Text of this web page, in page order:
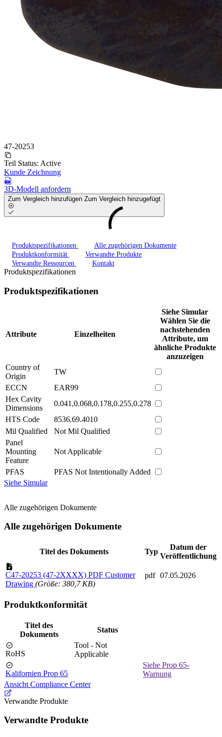
47-20253
Teil Status: Active
Kunde Zeichnung
3D-Modell anfordern
Zum Vergleich hinzufügen Zum Vergleich hinzugefügt
Produktspezifikationen
Alle zugehörigen Dokumente
Produktkonformität
Verwandte Produkte
Verwandte Ressourcen
Kontakt
Produktspezifikationen
Produktspezifikationen
Attribute Einzelheiten
Siehe Simular
Wählen Sie die
nachstehenden
Attribute, um
ähnliche Produkte
anzuzeigen
Country of
Origin
TW
ECCN
EAR99
Hex Cavity
Dimensions
0.041,0.068,0.178,0.255,0.278
HTS Code
8536.69.4010
Mil Qualified
Not Mil Qualified
Panel
Mounting
Feature
Not Applicable
PFAS
PFAS Not Intentionally Added
Siehe Simular
Alle zugehörigen Dokumente
Alle zugehörigen Dokumente
Titel des Dokuments Typ
Datum der
Veröffentlichung
C47-20253 (47-2XXXX) PDF Customer
Drawing (Größe: 380,7 KB)
pdf 07.05.2026
Produktkonformität
Titel des
Dokuments
Status
RoHS
Tool - Not
Applicable
Kalifornien Prop 65
Siehe Prop 65-
Warnung
Ansicht Compliance Center
Verwandte Produkte
Verwandte Produkte